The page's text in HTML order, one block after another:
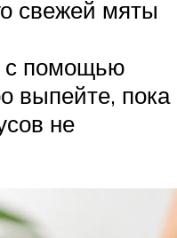
свежей мяты
с помощью
выпейте, пока
не